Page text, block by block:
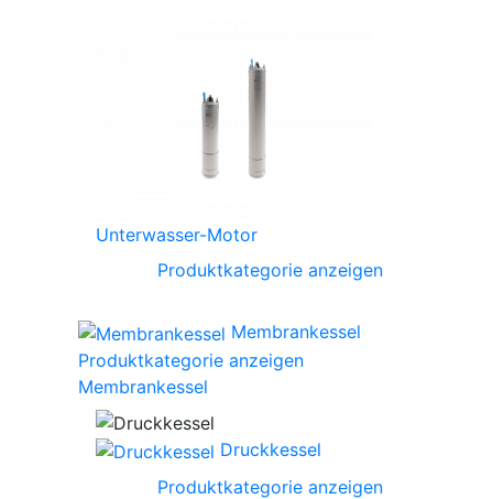
Unterwasser-Motor
Produktkategorie anzeigen
Membrankessel
Produktkategorie anzeigen
Membrankessel
Druckkessel
Produktkategorie anzeigen